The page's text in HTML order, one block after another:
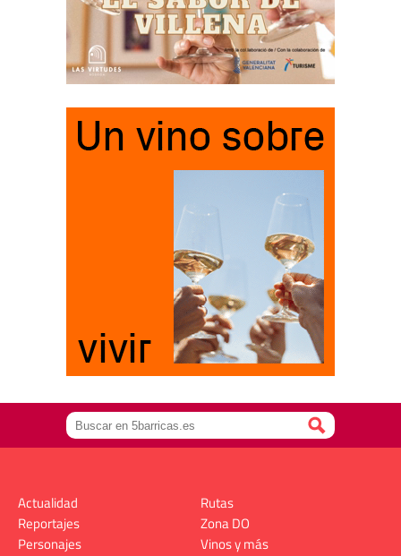
Actualidad
Reportajes
Personajes
Rutas
Zona DO
Vinos y más